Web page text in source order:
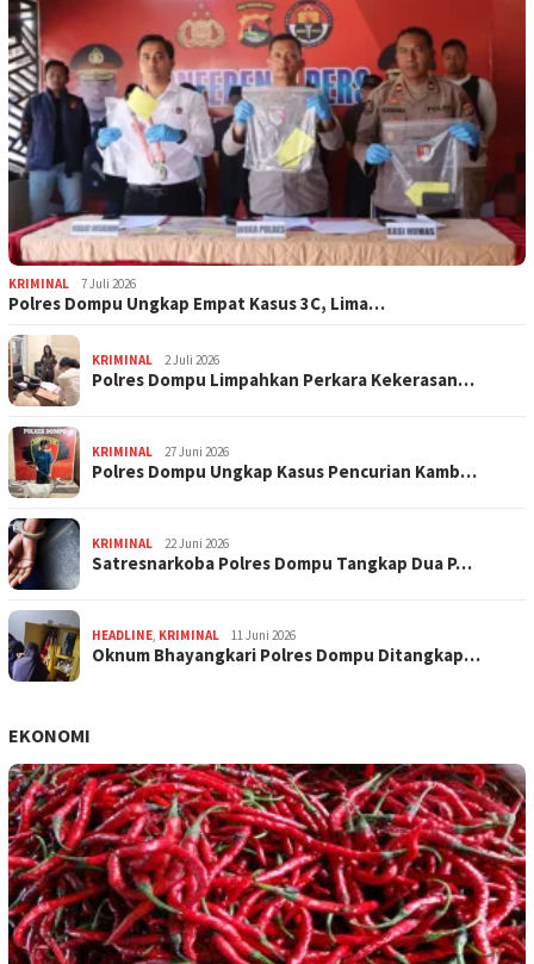
KRIMINAL 7 Juli 2026
Polres Dompu Ungkap Empat Kasus 3C, Lima…
KRIMINAL 2 Juli 2026
Polres Dompu Limpahkan Perkara Kekerasan…
KRIMINAL 27 Juni 2026
Polres Dompu Ungkap Kasus Pencurian Kamb…
KRIMINAL 22 Juni 2026
Satresnarkoba Polres Dompu Tangkap Dua P…
HEADLINE KRIMINAL 11 Juni 2026
Oknum Bhayangkari Polres Dompu Ditangkap…
EKONOMI